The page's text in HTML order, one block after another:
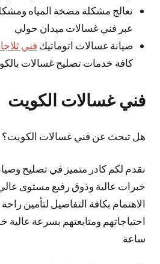
نعالج مشكلة مضخة المياه
عبر فني غسالات ميدان حولي
صيانة غسالات اتوماتيك فني
كافة خدمات تصليح غسالات
فني غسالات الكويت
هل تبحث عن فني غسالات الكويت؟
نقدم لكم كادر متميز في تصليح
خبرات عالية وذوق رفيع مستوى
الاهتمام بكافة التفاصيل لتأمين راحة
ساعة